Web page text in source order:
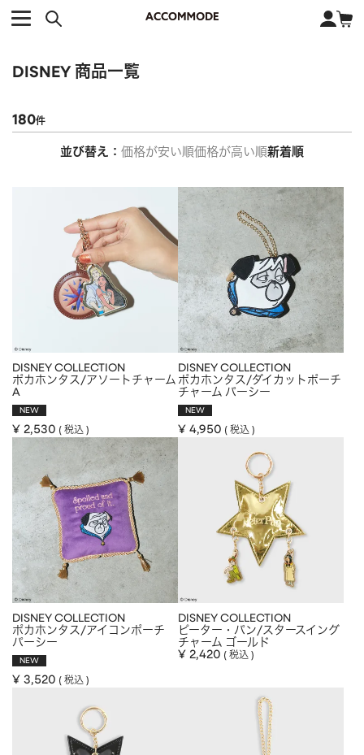
CATEGORY カテゴリー
TOTEトートバッグ
SHOULDERショルダーバッグ
BACKPACKバックパック
エコバッグ
その他
ファッション
ALL
APPARELアパレル
CAP/HAT
SHOES/SOCKS シューズ・ソックス
RAIN GOODS レイングッズ
GOODS雑貨
ALL すべて
POUCHポーチ
WALLET財布
PASS CASEパスケース
TABLEWARE
キーホルダー・チャーム
BRAND ブランド
COLLABORATION
KEYWORD
オススメキーワード
ポカホンタス パーシー ジョンスミス
サンリオ ダイカット ポーチ チャーム
DISNEY トート
CATEGORY
BRAND
PRICE
～
在庫のある商品のみ表示
DISNEY 商品一覧
並び替え 価格が安い順価格が高い順新着順
180
DISNEY COLLECTION
ポカホンタス/アソートチャーム
A
NEW
¥ 2,530 税込
DISNEY COLLECTION
ポカホンタス/ダイカットポーチ
チャーム パーシー
NEW
¥ 4,950 税込
DISNEY COLLECTION
ポカホンタス/アイコンポーチ
パーシー
NEW
¥ 3,520 税込
DISNEY COLLECTION
ピーター・パン/スタースイング
チャーム ゴールド
¥ 2,420 税込